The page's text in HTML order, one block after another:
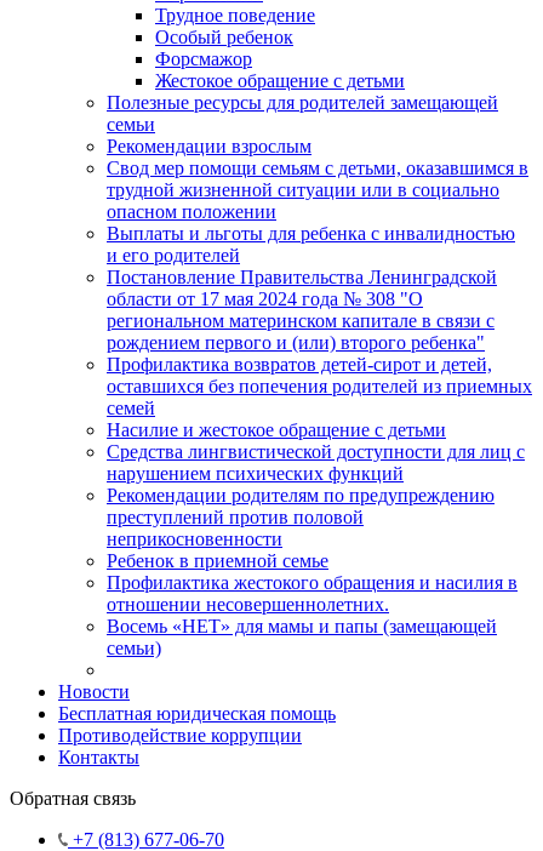
Трудное поведение
Особый ребенок
Форсмажор
Жестокое обращение с детьми
Полезные ресурсы для родителей замещающей
семьи
Рекомендации взрослым
Свод мер помощи семьям с детьми, оказавшимся в
трудной жизненной ситуации или в социально
опасном положении
Выплаты и льготы для ребенка с инвалидностью
и его родителей
Постановление Правительства Ленинградской
области от 17 мая 2024 года № 308 "О
региональном материнском капитале в связи с
рождением первого и (или) второго ребенка"
Профилактика возвратов детей-сирот и детей,
оставшихся без попечения родителей из приемных
семей
Насилие и жестокое обращение с детьми
Средства лингвистической доступности для лиц с
нарушением психических функций
Рекомендации родителям по предупреждению
преступлений против половой
неприкосновенности
Ребенок в приемной семье
Профилактика жестокого обращения и насилия в
отношении несовершеннолетних.
Восемь «НЕТ» для мамы и папы (замещающей
семьи)
Новости
Бесплатная юридическая помощь
Противодействие коррупции
Контакты
Обратная связь
+7 (813) 677-06-70